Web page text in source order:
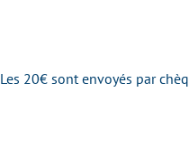
Les 20€ sont envoyés par